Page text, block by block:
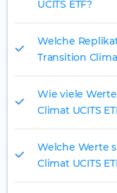
UCITS ETF?
Welche
Transition
Wie viele
Climat UCITS
Welche Werte
Climat UCITS